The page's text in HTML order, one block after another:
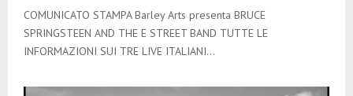
COMUNICATO STAMPA Barley Arts presenta BRUCE
SPRINGSTEEN AND THE E STREET BAND TUTTE LE
INFORMAZIONI SUI TRE LIVE ITALIANI...